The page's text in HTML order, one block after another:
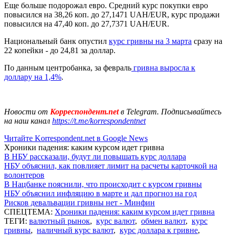
Еще больше подорожал евро. Средний курс покупки евро
повысился на 38,26 коп. до 27,1471 UAH/EUR, курс продажи
повысился на 47,40 коп. до 27,7371 UAH/EUR.
Национальный банк опустил курс гривны на 3 марта сразу на
22 копейки - до 24,81 за доллар.
По данным центробанка, за февраль гривна выросла к
доллару на 1,4%.
Новости от Корреспондент.netв Telegram. Подписывайтесь
на наш канал https://t.me/korrespondentnet
Читайте Korrespondent.net в Google News
Хроники падения: каким курсом идет гривна
В НБУ рассказали, будут ли повышать курс доллара
НБУ объяснил, как повлияет лимит на расчеты карточкой на
волонтеров
В Нацбанке пояснили, что происходит с курсом гривны
НБУ объяснил инфляцию в марте и дал прогноз на год
Рисков девальвации гривны нет - Минфин
СПЕЦТЕМА: Хроники падения: каким курсом идет гривна
ТЕГИ: валютный рынок, курс валют, обмен валют, курс
гривны, наличный курс валют, курс доллара к гривне,